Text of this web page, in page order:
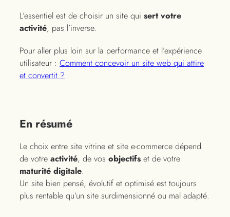
L’essentiel est de choisir un site qui sert votre
activité, pas l’inverse.
Pour aller plus loin sur la performance et l’expérience
utilisateur : Comment concevoir un site web qui attire
et convertit ?
En résumé
Le choix entre site vitrine et site e-commerce dépend
de votre activité, de vos objectifs et de votre
maturité digitale.
Un site bien pensé, évolutif et optimisé est toujours
plus rentable qu’un site surdimensionné ou mal adapté.